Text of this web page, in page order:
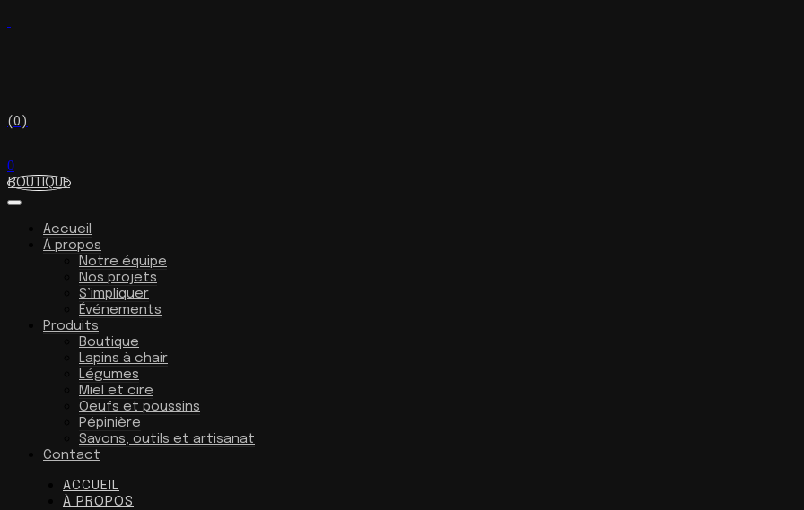
(0)
0
BOUTIQUE
Accueil
À propos
Notre équipe
Nos projets
S’impliquer
Événements
Produits
Boutique
Lapins à chair
Légumes
Miel et cire
Oeufs et poussins
Pépinière
Savons, outils et artisanat
Contact
ACCUEIL
À PROPOS